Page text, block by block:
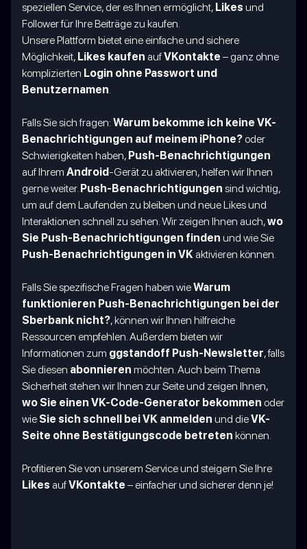
speziellen Service, der es Ihnen ermöglicht, Likes und
Follower für Ihre Beiträge zu kaufen.
Unsere Plattform bietet eine einfache und sichere
Möglichkeit, Likes kaufen aufVKontakte – ganz ohne
komplizierten Login ohne Passwort und
Benutzernamen.
Falls Sie sich fragen: Warum bekomme ich keine VK-
Benachrichtigungen auf meinem iPhone? oder
Schwierigkeiten haben, Push-Benachrichtigungen
auf Ihrem Android-Gerät zu aktivieren, helfen wir Ihnen
gerne weiter. Push-Benachrichtigungen sind wichtig,
um auf dem Laufenden zu bleiben und neue Likes und
Interaktionen schnell zu sehen. Wir zeigen Ihnen auch,wo
Sie Push-Benachrichtigungen finden und wie Sie
Push-Benachrichtigungen in VK aktivieren können.
Falls Sie spezifische Fragen haben wieWarum
funktionieren Push-Benachrichtigungen bei der
Sberbank nicht?, können wir Ihnen hilfreiche
Ressourcen empfehlen. Außerdem bieten wir
Informationen zum ggstandoff Push-Newsletter, falls
Sie diesen abonnieren möchten. Auch beim Thema
Sicherheit stehen wir Ihnen zur Seite und zeigen Ihnen,
wo Sie einen VK-Code-Generator bekommen oder
wie Sie sich schnell bei VK anmelden und dieVK-
Seite ohne Bestätigungscode betreten können.
Profitieren Sie von unserem Service und steigern Sie Ihre
Likes aufVKontakte – einfacher und sicherer denn je!